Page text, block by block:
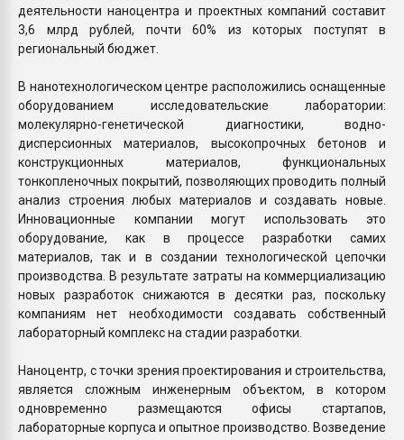
деятельности наноцентра и проектных компаний составит
3,6 млрд рублей, почти 60% из которых поступят в
региональный бюджет.
В нанотехнологическом центре расположились оснащенные
оборудованием исследовательские лаборатории:
молекулярно-генетической диагностики, водно-
дисперсионных материалов, высокопрочных бетонов и
конструкционных материалов, функциональных
тонкопленочных покрытий, позволяющих проводить полный
анализ строения любых материалов и создавать новые.
Инновационные компании могут использовать это
оборудование, как в процессе разработки самих
материалов, так и в создании технологической цепочки
производства. В результате затраты на коммерциализацию
новых разработок снижаются в десятки раз, поскольку
компаниям нет необходимости создавать собственный
лабораторный комплекс на стадии разработки.
Наноцентр, с точки зрения проектирования и строительства,
является сложным инженерным объектом, в котором
одновременно размещаются офисы стартапов,
лабораторные корпуса и опытное производство. Возведение